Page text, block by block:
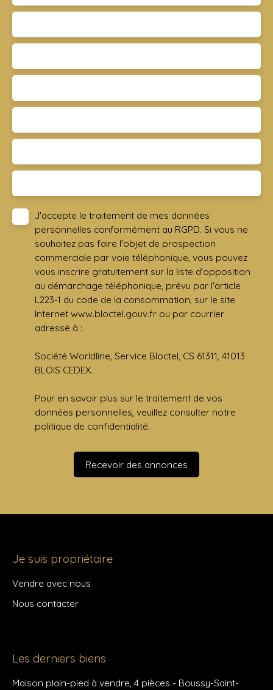
J'accepte le traitement de mes données
personnelles conformément au RGPD. Si vous ne
souhaitez pas faire l'objet de prospection
commerciale par voie téléphonique, vous pouvez
vous inscrire gratuitement sur la liste d'opposition
au démarchage téléphonique, prévu par l'article
L223-1 du code de la consommation, sur le site
Internet www.bloctel.gouv.fr ou par courrier
adressé à :
Société Worldline, Service Bloctel, CS 61311, 41013
BLOIS CEDEX.
Pour en savoir plus sur le traitement de vos
données personnelles, veuillez consulter notre
politique de confidentialité.
Recevoir des annonces
Je suis propriétaire
Vendre avec nous
Nous contacter
Les derniers biens
Maison plain-pied à vendre, 4 pièces - Boussy-Saint-